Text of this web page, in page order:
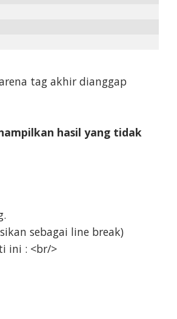
tag akhir dianggap
hasil yang tidak
sebagai line break)
ini : <br/>